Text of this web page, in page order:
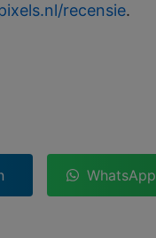
recensie.
WhatsApp